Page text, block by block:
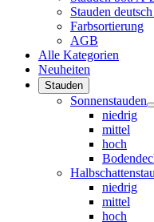
Stauden
Farbsortierung
AGB
Alle Kategorien
Neuheiten
Stauden
Sonnenstauden
niedrig
mittel
hoch
niedrig
mittel
hoch